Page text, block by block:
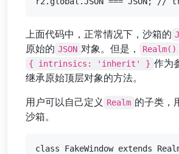
上面代码中，正常情况下，沙箱的
原始的 JSON 对象。但是， Realm()
{ intrinsics: 'inherit' } 作为
继承原始顶层对象的方法。
用户可以自己定义 Realm 的子类，
沙箱。
class FakeWindow extends